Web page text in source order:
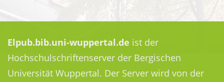
Elpub.bib.uni-wuppertal.de ist der
Hochschulschriftenserver der Bergischen
Universität Wuppertal. Der Server wird von der